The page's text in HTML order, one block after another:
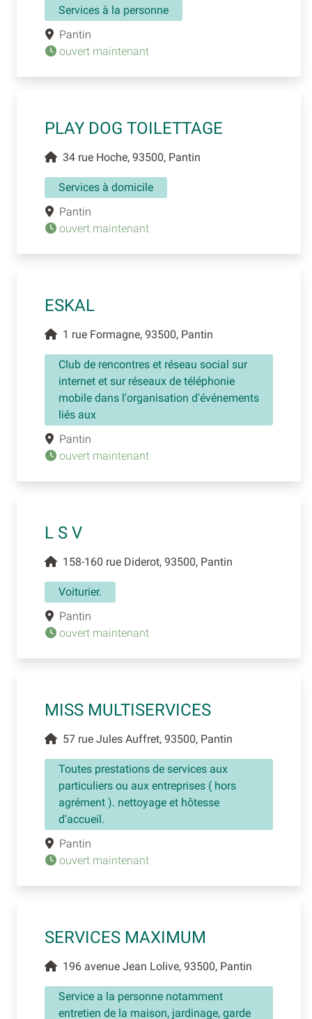
Services à la personne
Pantin
ouvert maintenant
PLAY DOG TOILETTAGE
34 rue Hoche, 93500, Pantin
Services à domicile
Pantin
ouvert maintenant
ESKAL
1 rue Formagne, 93500, Pantin
Club de rencontres et réseau social sur
internet et sur réseaux de téléphonie
mobile dans l'organisation d'événements
liés aux
Pantin
ouvert maintenant
L S V
158-160 rue Diderot, 93500, Pantin
Voiturier.
Pantin
ouvert maintenant
MISS MULTISERVICES
57 rue Jules Auffret, 93500, Pantin
Toutes prestations de services aux
particuliers ou aux entreprises ( hors
agrément ). nettoyage et hôtesse
d'accueil.
Pantin
ouvert maintenant
SERVICES MAXIMUM
196 avenue Jean Lolive, 93500, Pantin
Service a la personne notamment
entretien de la maison, jardinage, garde